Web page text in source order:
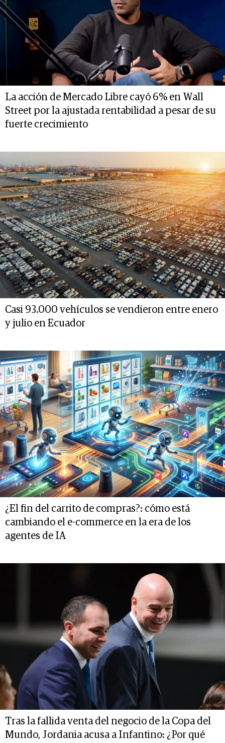
La acción de Mercado Libre cayó 6% en Wall
Street por la ajustada rentabilidad a pesar de su
fuerte crecimiento
Casi 93.000 vehículos se vendieron entre enero
y julio en Ecuador
¿El fin del carrito de compras?: cómo está
cambiando el e-commerce en la era de los
agentes de IA
Tras la fallida venta del negocio de la Copa del
Mundo, Jordania acusa a Infantino: ¿Por qué